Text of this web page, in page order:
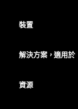
裝置
解決方案，適用於
資源